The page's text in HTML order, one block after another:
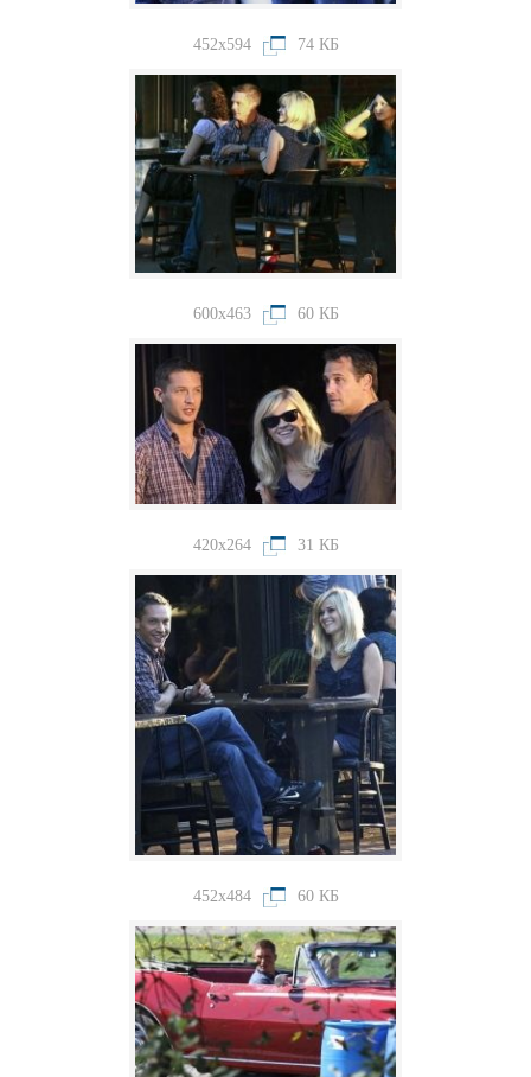
452x594 74 КБ
600x463 60 КБ
420x264 31 КБ
452x484 60 КБ